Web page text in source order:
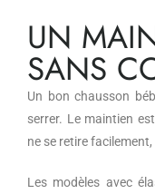
UN
SANS
Un bon chausson
serrer. Le maintien
ne se retire
Les modèles avec